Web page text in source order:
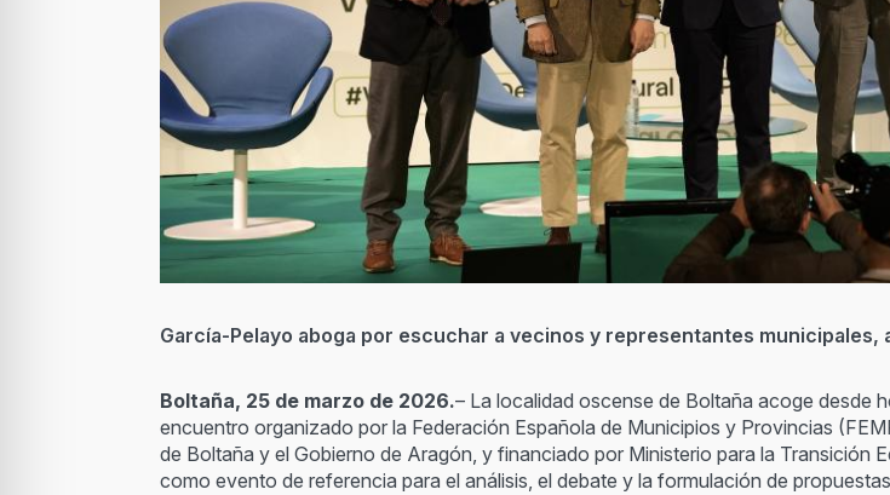
García-Pelayo aboga por escuchar a vecinos y representantes
Boltaña, 25 de marzo de 2026.– La localidad oscense de Boltaña acoge desde
encuentro organizado por la Federación Española de Municipios y Provincias
de Boltaña y el Gobierno de Aragón, y financiado por Ministerio para la
como evento de referencia para el análisis, el debate y la formulación de